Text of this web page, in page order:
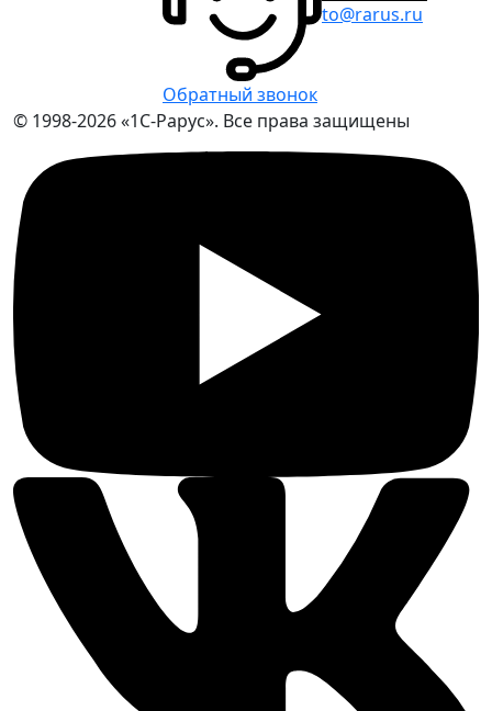
Обратный звонок
to@rarus.ru
© 1998-2026 «1С-Рарус». Все права защищены